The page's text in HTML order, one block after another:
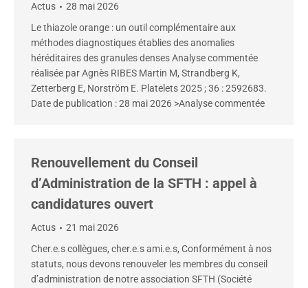
Actus
28 mai 2026
Le thiazole orange : un outil complémentaire aux
méthodes diagnostiques établies des anomalies
héréditaires des granules denses Analyse commentée
réalisée par Agnès RIBES Martin M, Strandberg K,
Zetterberg E, Norström E. Platelets 2025 ; 36 : 2592683.
Date de publication : 28 mai 2026 >Analyse commentée
Renouvellement du Conseil
d’Administration de la SFTH : appel à
candidatures ouvert
Actus
21 mai 2026
Cher.e.s collègues, cher.e.s ami.e.s, Conformément à nos
statuts, nous devons renouveler les membres du conseil
d’administration de notre association SFTH (Société